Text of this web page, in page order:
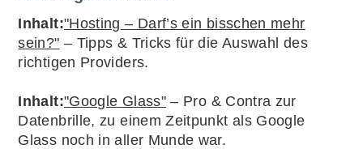
Inhalt:"Hosting – Darf’s ein bisschen mehr
sein?" – Tipps & Tricks für die Auswahl des
richtigen Providers.
Inhalt:"Google Glass"– Pro & Contra zur
Datenbrille, zu einem Zeitpunkt als Google
Glass noch in aller Munde war.